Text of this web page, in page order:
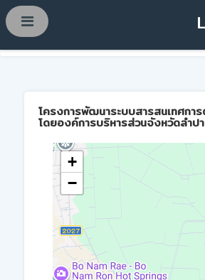
โครงการพัฒนาระบบสารสนเทศกา
โดยองค์การบริหารส่วนจังหวัดลำป
+
−